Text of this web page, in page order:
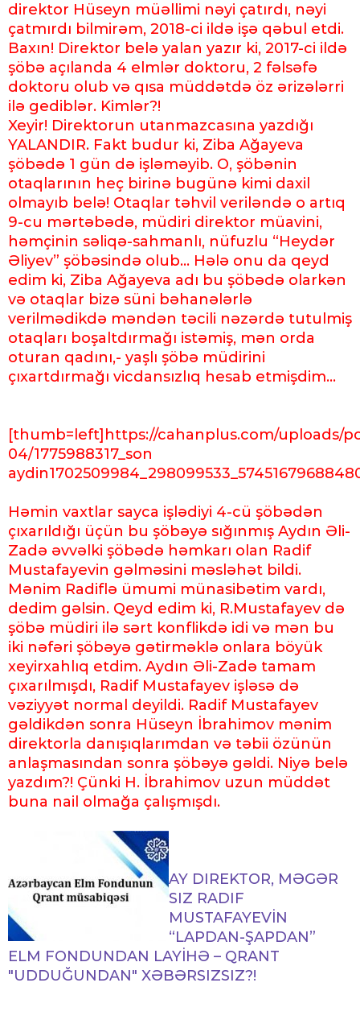
direktor Hüseyn müəllimi nəyi çatırdı, nəyi
çatmırdı bilmirəm, 2018-ci ildə işə qəbul etdi.
Baxın! Direktor belə yalan yazır ki, 2017-ci ildə
şöbə açılanda 4 elmlər doktoru, 2 fəlsəfə
doktoru olub və qısa müddətdə öz ərizələrri
ilə gediblər. Kimlər?!
Xeyir! Direktorun utanmazcasına yazdığı
YALANDIR. Fakt budur ki, Ziba Ağayeva
şöbədə 1 gün də işləməyib. O, şöbənin
otaqlarının heç birinə bugünə kimi daxil
olmayıb belə! Otaqlar təhvil veriləndə o artıq
9-cu mərtəbədə, müdiri direktor müavini,
həmçinin səliqə-sahmanlı, nüfuzlu “Heydər
Əliyev” şöbəsində olub… Hələ onu da qeyd
edim ki, Ziba Ağayeva adı bu şöbədə olarkən
və otaqlar bizə süni bəhanələrlə
verilmədikdə məndən təcili nəzərdə tutulmiş
otaqları boşaltdırmağı istəmiş, mən orda
oturan qadını,- yaşlı şöbə müdirini
çıxartdırmağı vicdansızlıq hesab etmişdim…
[thumb=left]https://cahanplus.com/uploads/
04/1775988317_son
Həmin vaxtlar sayca işlədiyi 4-cü şöbədən
çıxarıldığı üçün bu şöbəyə sığınmış Aydın Əli-
Zadə əvvəlki şöbədə həmkarı olan Radif
Mustafayevin gəlməsini məsləhət bildi.
Mənim Radiflə ümumi münasibətim vardı,
dedim gəlsin. Qeyd edim ki, R.Mustafayev də
şöbə müdiri ilə sərt konflikdə idi və mən bu
iki nəfəri şöbəyə gətirməklə onlara böyük
xeyirxahlıq etdim. Aydın Əli-Zadə tamam
çıxarılmışdı, Radif Mustafayev işləsə də
vəziyyət normal deyildi. Radif Mustafayev
gəldikdən sonra Hüseyn İbrahimov mənim
direktorla danışıqlarımdan və təbii özünün
anlaşmasından sonra şöbəyə gəldi. Niyə belə
yazdım?! Çünki H. İbrahimov uzun müddət
buna nail olmağa çalışmışdı.
AY DIREKTOR, MƏGƏR
SIZ RADIF
MUSTAFAYEVİN
“LAPDAN-ŞAPDAN”
ELM FONDUNDAN LAYİHƏ – QRANT
"UDDUĞUNDAN" XƏBƏRSIZSIZ?!